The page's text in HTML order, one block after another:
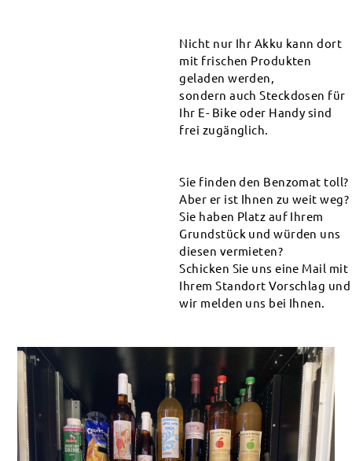
Nicht nur Ihr Akku kann dort
mit frischen Produkten
geladen werden,
sondern auch Steckdosen für
Ihr E- Bike oder Handy sind
frei zugänglich.
Sie finden den Benzomat toll?
Aber er ist Ihnen zu weit weg?
Sie haben Platz auf Ihrem
Grundstück und würden uns
diesen vermieten?
Schicken Sie uns eine Mail mit
Ihrem Standort Vorschlag und
wir melden uns bei Ihnen.